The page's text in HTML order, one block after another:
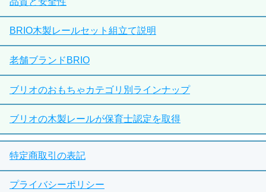
BRIO木製レールセット組立て説明
老舗ブランドBRIO
ブリオのおもちゃカテゴリ別ラインナップ
ブリオの木製レールが保育士認定を取得
特定商取引の表記
プライバシーポリシー